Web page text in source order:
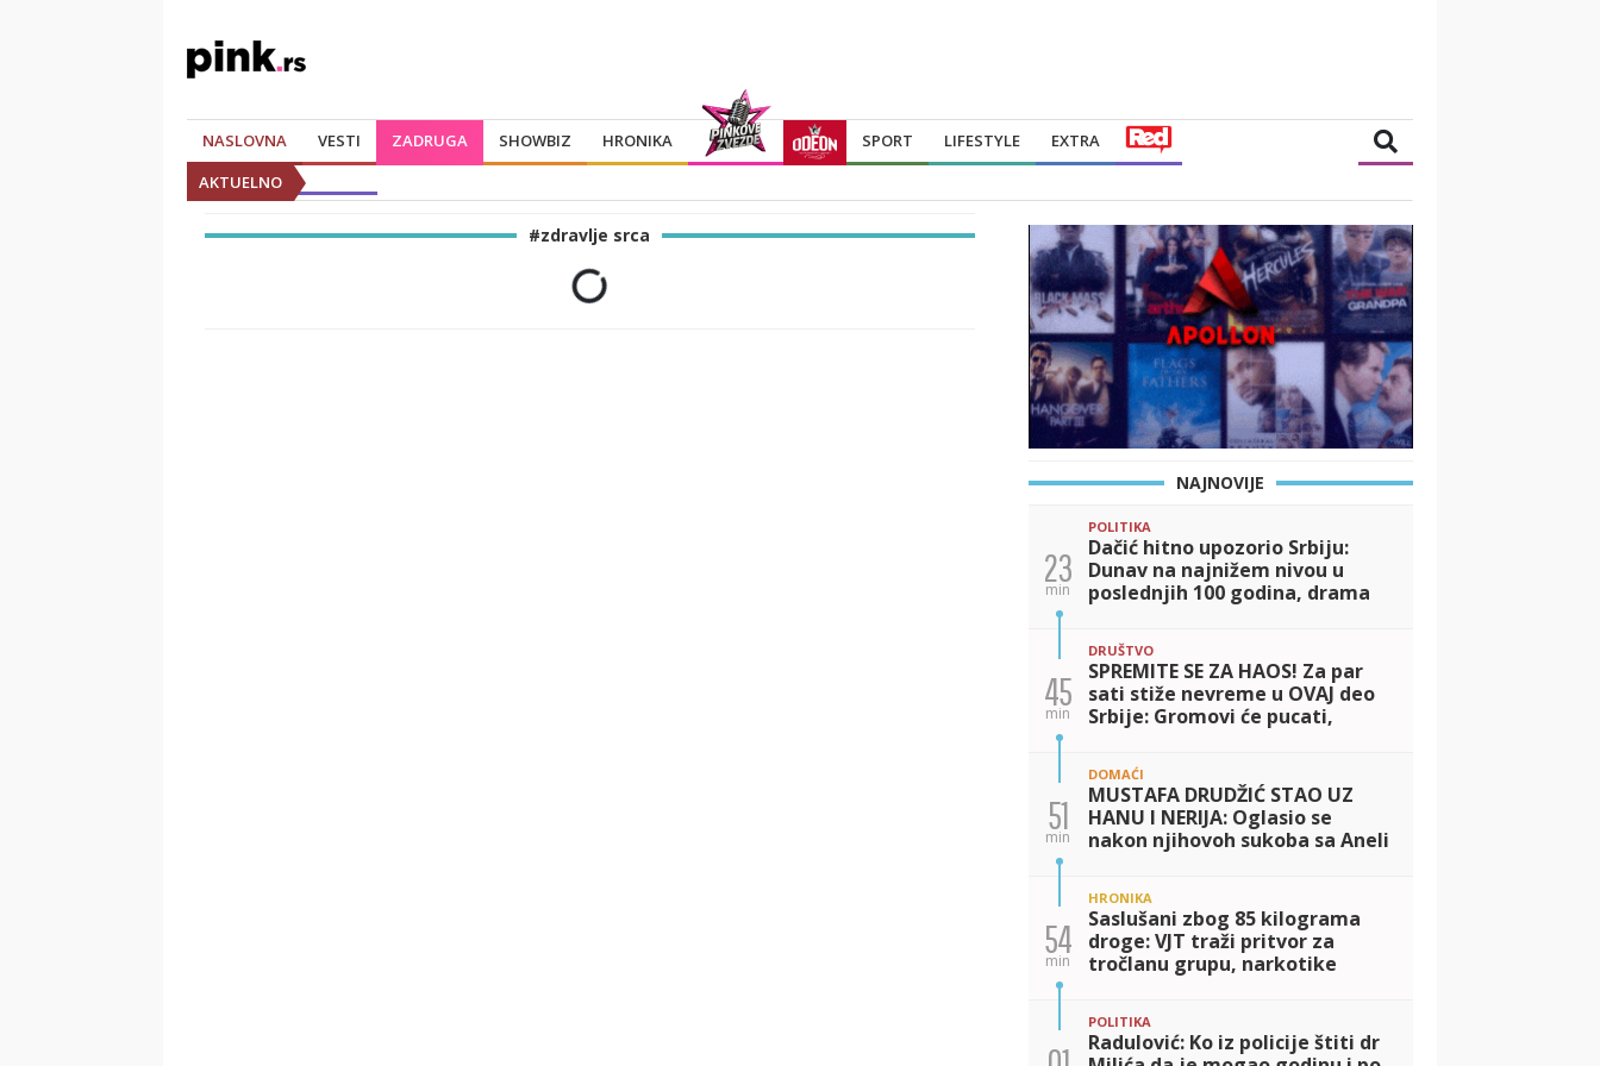
NASLOVNA VESTI ZADRUGA SHOWBIZ HRONIKA SPORT LIFESTYLE
EXTRA
AKTUELNO
#zdravlje srca
NAJNOVIJE
23
min
POLITIKA
Dačić hitno upozorio Srbiju:
Dunav na najnižem nivou u
poslednjih 100 godina, drama
45
min
DRUŠTVO
SPREMITE SE ZA HAOS! Za par
sati stiže nevreme u OVAJ deo
Srbije: Gromovi će pucati,
kreće
51
min
DOMAĆI
MUSTAFA DRUDŽIĆ STAO UZ
HANU I NERIJA: Oglasio se
nakon njihovoh sukoba sa Aneli
54
min
HRONIKA
Saslušani zbog 85 kilograma
droge: VJT traži pritvor za
tročlanu grupu, narkotike
POLITIKA
Radulović: Ko iz policije štiti dr